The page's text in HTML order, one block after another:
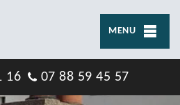
MENU
16 07 88 59 45 57